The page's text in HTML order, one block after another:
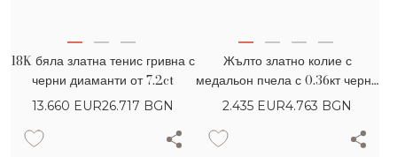
18K бяла златна тенис гривна с
черни диаманти от 7.2ct
13.660 EUR26.717 BGN
Жълто златно колие с
медальон пчела с 0.36кт черни
диаманти и безцветни багетни
2.435 EUR4.763 BGN